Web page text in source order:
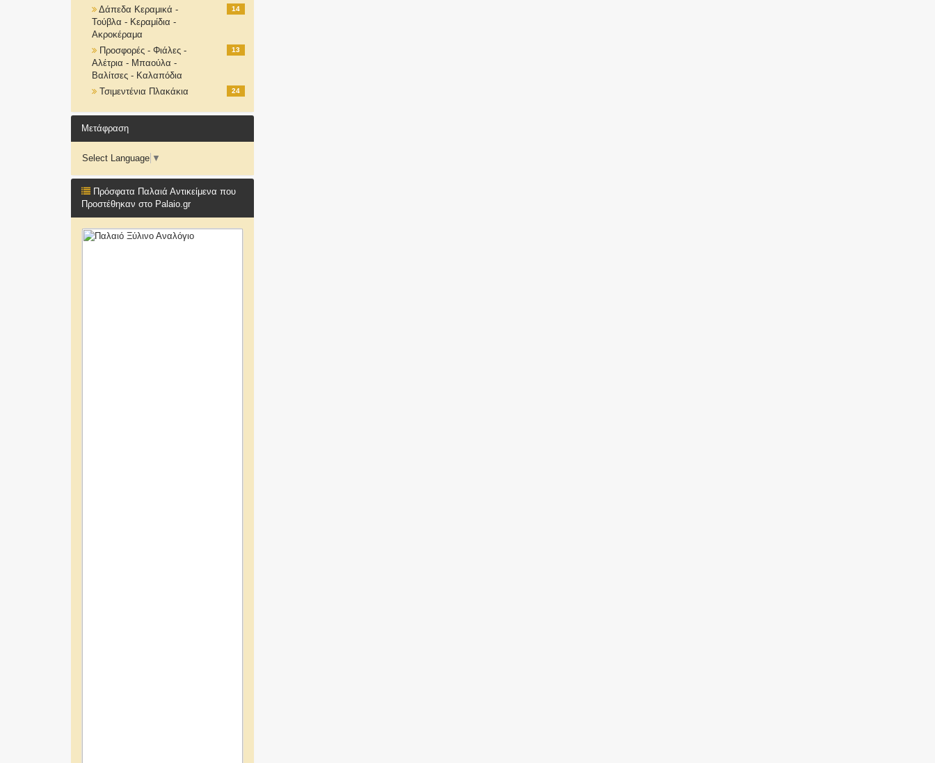
Δάπεδα Κεραμικά -
Τούβλα - Κεραμίδια -
Ακροκέραμα
14
Προσφορές - Φιάλες -
Αλέτρια - Μπαούλα -
Βαλίτσες - Καλαπόδια
13
Τσιμεντένια Πλακάκια 24
Μετάφραση
Select Language ▼
Πρόσφατα Παλαιά Αντικείμενα που
Προστέθηκαν στο Palaio.gr